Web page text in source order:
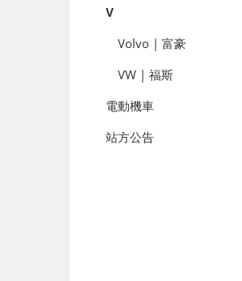
V
Volvo | 富豪
VW | 福斯
電動機車
站方公告